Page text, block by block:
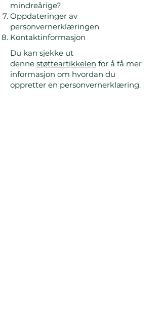
mindreårige?
Oppdateringer av
personvernerklæringen
Kontaktinformasjon
Du kan sjekke ut
denne støtteartikkelen for å få mer
informasjon om hvordan du
oppretter en personvernerklæring.